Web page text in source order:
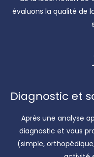
évaluons la qualité de
Diagnostic et
Après une analyse
diagnostic et vous
(simple,